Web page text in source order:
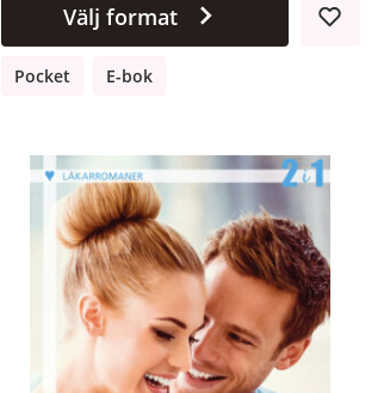
Välj format
Pocket E-bok